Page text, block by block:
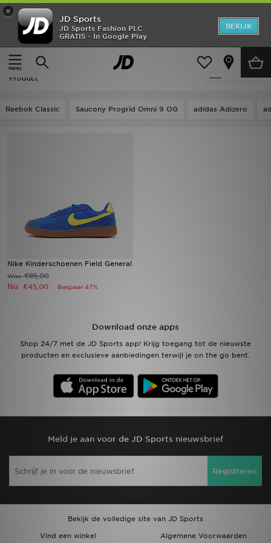
×
JD Sports
JD Sports Fashion PLC
GRATIS - In Google Play
BEKIJK
Thuis
Kids
Kids - Nike Field General
Product
Reebok Classic Saucony Progrid Omni 9 OG adidas Adizero
Nike Kinderschoenen Field General
Was€85,00
Nu €45,00 Bespaar 47%
Download onze apps
Shop 24/7 met de JD Sports app! Krijg toegang tot de nieuwste
producten en exclusieve aanbiedingen terwijl je on the go bent.
Meld je aan voor de JD Sports nieuwsbrief
Registreren
Bekijk de volledige site van JD Sports
Vind een winkel
Algemene Voorwaarden
New In
Heren
Dames
Bestelling Traceren
Mijn JD
Klantenservice